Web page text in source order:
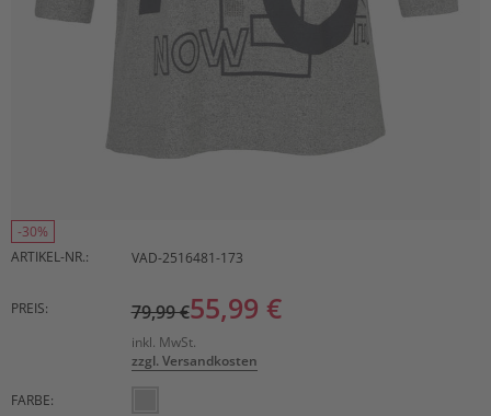
-30%
ARTIKEL-NR.:
VAD-2516481-173
PREIS: 79,99 €55,99 €
inkl. MwSt.
zzgl. Versandkosten
FARBE: